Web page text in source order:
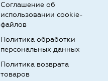
Соглашение об
использовании cookie-
файлов
Политика обработки
персональных данных
Политика возврата
товаров